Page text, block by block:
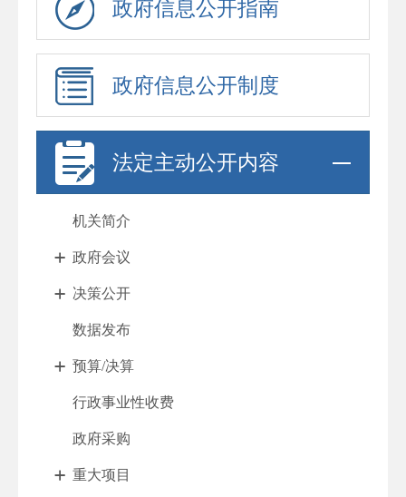
政府信息公开指南
政府信息公开制度
法定主动公开内容
机关简介
政府会议
决策公开
数据发布
预算/决算
行政事业性收费
政府采购
重大项目